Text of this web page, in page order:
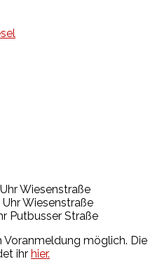
Wiesenstraße
Wiesenstraße
Putbusser Straße
Voranmeldung möglich. Die
ihr hier.